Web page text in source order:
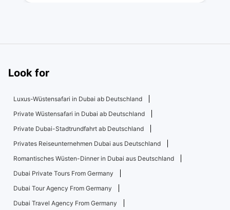
Look for
Luxus-Wüstensafari in Dubai ab Deutschland
Private Wüstensafari in Dubai ab Deutschland
Private Dubai-Stadtrundfahrt ab Deutschland
Privates Reiseunternehmen Dubai aus Deutschland
Romantisches Wüsten-Dinner in Dubai aus Deutschland
Dubai Private Tours From Germany
Dubai Tour Agency From Germany
Dubai Travel Agency From Germany